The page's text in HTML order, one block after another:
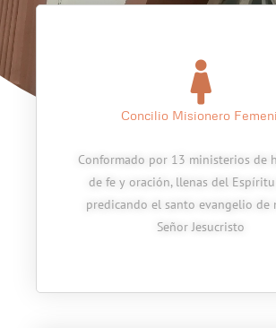
Concilio Misionero
Conformado por 13 ministerios de
de fe y oración, llenas del
predicando el santo evangelio de
Señor Jesucristo